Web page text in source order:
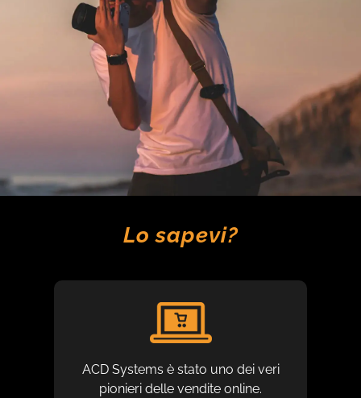
Lo sapevi?
ACD Systems è stato uno dei veri
pionieri delle vendite online.